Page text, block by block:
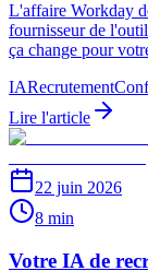
L'affaire Workday
fournisseur de
ça change pour
IARecrutement
Lire l'article
22 juin 2026
8 min
Votre IA de